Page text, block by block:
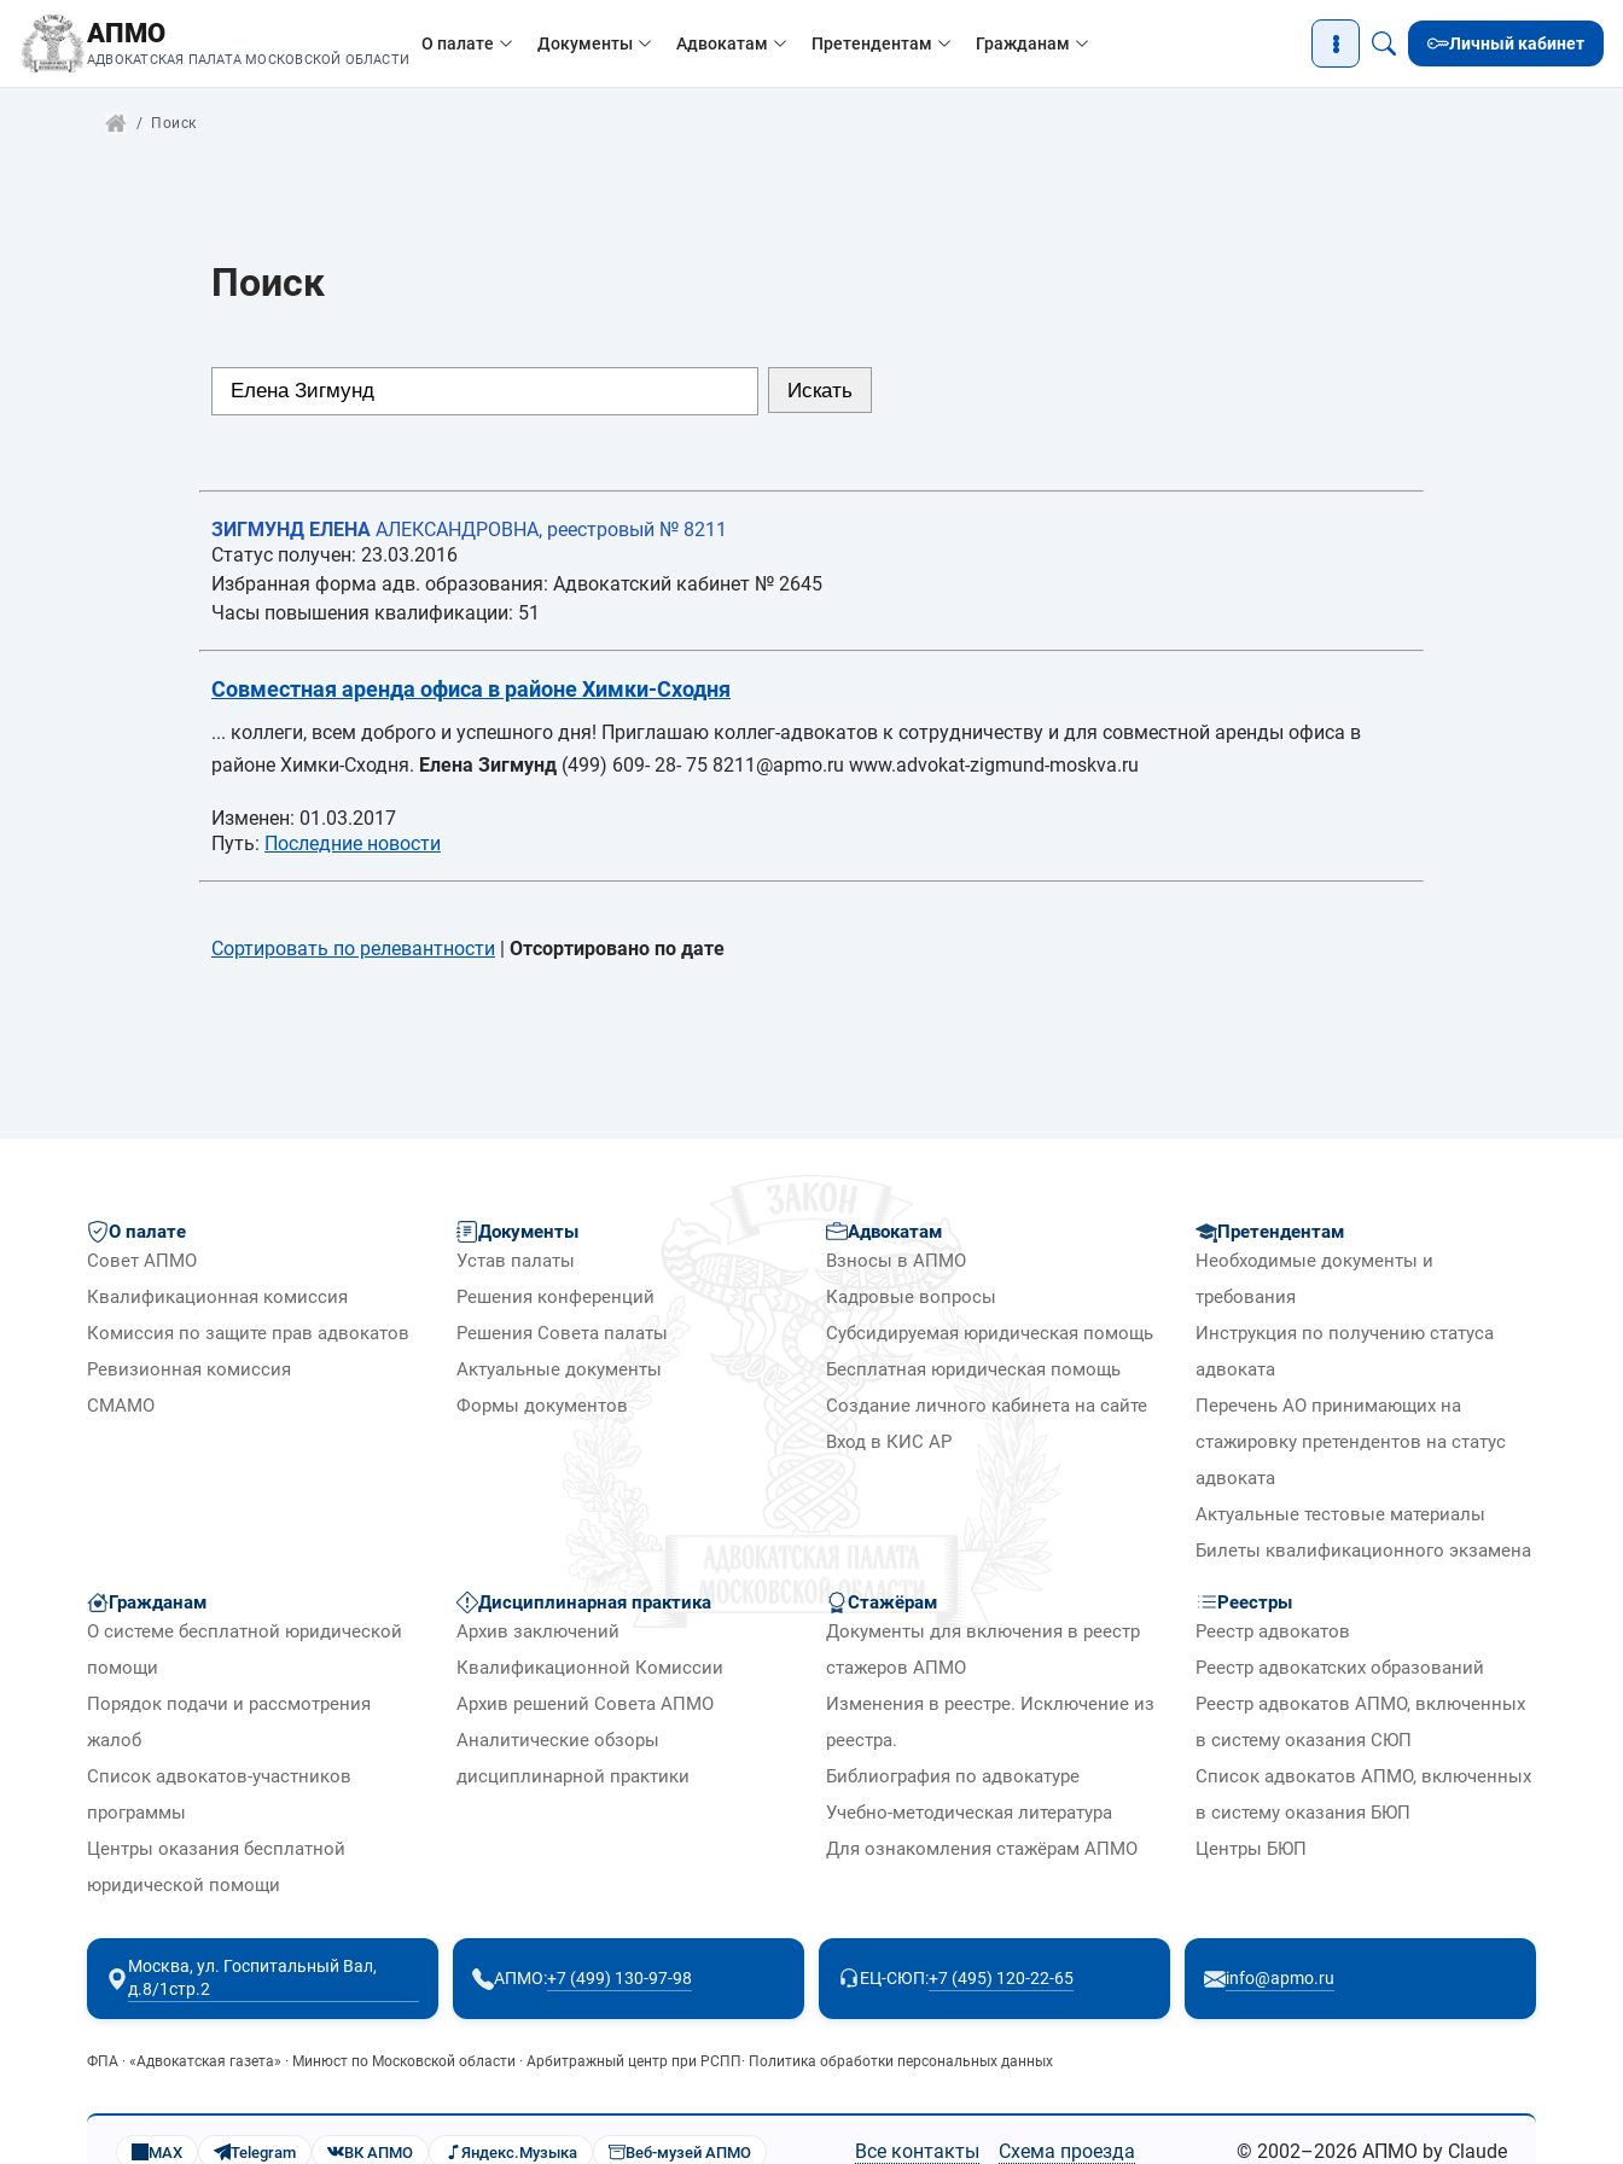
АПМО
АДВОКАТСКАЯ ПАЛАТА МОСКОВСКОЙ ОБЛАСТИ
О палате Документы Адвокатам Претендентам Гражданам Личный кабинет
Поиск
Поиск
ЗИГМУНД ЕЛЕНА АЛЕКСАНДРОВНА, реестровый № 8211
Статус получен: 23.03.2016
Избранная форма адв. образования: Адвокатский кабинет № 2645
Часы повышения квалификации: 51
Совместная аренда офиса в районе Химки-Сходня
... коллеги, всем доброго и успешного дня! Приглашаю коллег-адвокатов к сотрудничеству и для совместной аренды офиса в
районе Химки-Сходня. Елена Зигмунд (499) 609- 28- 75 8211@apmo.ru www.advokat-zigmund-moskva.ru
Изменен: 01.03.2017
Путь: Последние новости
Сортировать по релевантности | Отсортировано по дате
О палате
Совет АПМО
Квалификационная комиссия
Комиссия по защите прав адвокатов
Ревизионная комиссия
СМАМО
Документы
Устав палаты
Решения конференций
Решения Совета палаты
Актуальные документы
Формы документов
Адвокатам
Взносы в АПМО
Кадровые вопросы
Субсидируемая юридическая помощь
Бесплатная юридическая помощь
Создание личного кабинета на сайте
Вход в КИС АР
Претендентам
Необходимые документы и
требования
Инструкция по получению статуса
адвоката
Перечень АО принимающих на
стажировку претендентов на статус
адвоката
Актуальные тестовые материалы
Билеты квалификационного экзамена
Гражданам
О системе бесплатной юридической
помощи
Порядок подачи и рассмотрения
жалоб
Список адвокатов-участников
программы
Центры оказания бесплатной
юридической помощи
Дисциплинарная практика
Архив заключений
Квалификационной Комиссии
Архив решений Совета АПМО
Аналитические обзоры
дисциплинарной практики
Стажёрам
Документы для включения в реестр
стажеров АПМО
Изменения в реестре. Исключение из
реестра.
Библиография по адвокатуре
Учебно-методическая литература
Для ознакомления стажёрам АПМО
Реестры
Реестр адвокатов
Реестр адвокатских образований
Реестр адвокатов АПМО, включенных
в систему оказания СЮП
Список адвокатов АПМО, включенных
в систему оказания БЮП
Центры БЮП
Москва, ул. Госпитальный Вал,
д.8/1стр.2
АПМО:+7 (499) 130-97-98 ЕЦ-СЮП:+7 (495) 120-22-65 info@apmo.ru
ФПА · «Адвокатская газета» · Минюст по Московской области · Арбитражный центр при РСПП · Политика обработки персональных данных
MAX Telegram ВК АПМО Яндекс.Музыка Веб-музей АПМО Все контакты Схема проезда © 2002–2026 АПМО by Claude